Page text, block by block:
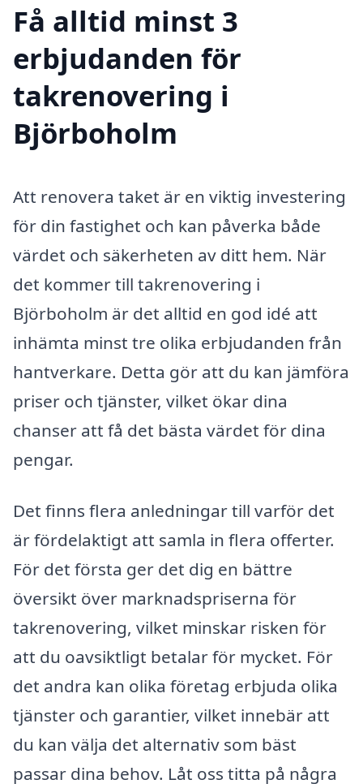
Få alltid minst 3
erbjudanden för
takrenovering i
Björboholm
Att renovera taket är en viktig investering
för din fastighet och kan påverka både
värdet och säkerheten av ditt hem. När
det kommer till takrenovering i
Björboholm är det alltid en god idé att
inhämta minst tre olika erbjudanden från
hantverkare. Detta gör att du kan jämföra
priser och tjänster, vilket ökar dina
chanser att få det bästa värdet för dina
pengar.
Det finns flera anledningar till varför det
är fördelaktigt att samla in flera offerter.
För det första ger det dig en bättre
översikt över marknadspriserna för
takrenovering, vilket minskar risken för
att du oavsiktligt betalar för mycket. För
det andra kan olika företag erbjuda olika
tjänster och garantier, vilket innebär att
du kan välja det alternativ som bäst
passar dina behov. Låt oss titta på några